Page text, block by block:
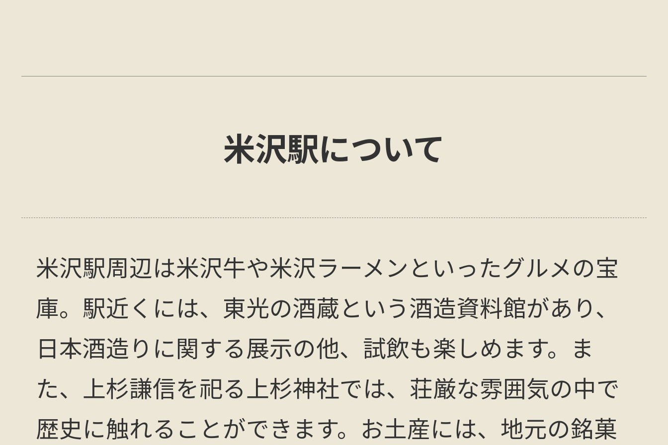
米沢駅について
米沢駅周辺は米沢牛や米沢ラーメンといったグルメの宝
庫。駅近くには、東光の酒蔵という酒造資料館があり、
日本酒造りに関する展示の他、試飲も楽しめます。ま
た、上杉謙信を祀る上杉神社では、荘厳な雰囲気の中で
歴史に触れることができます。お土産には、地元の銘菓